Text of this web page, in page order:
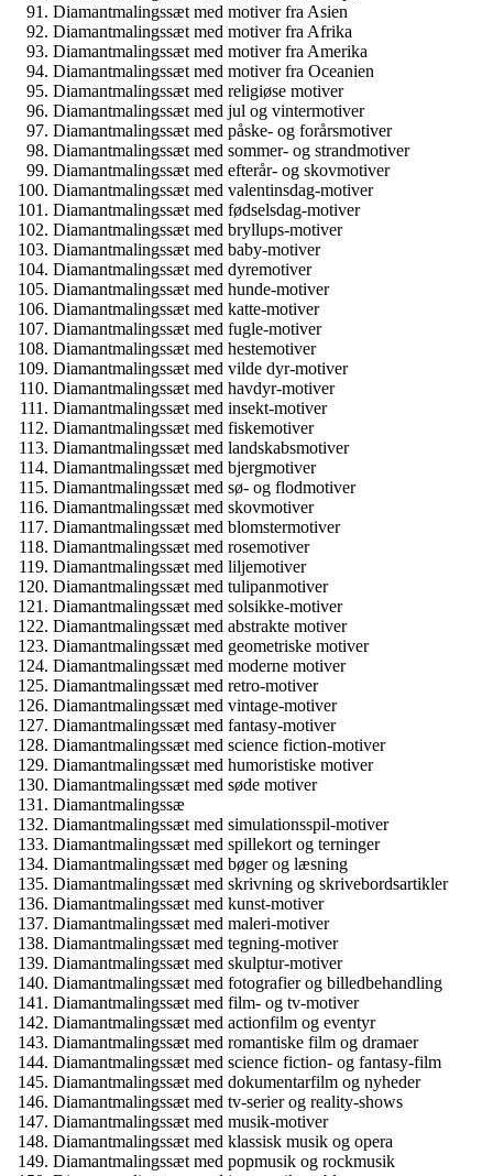
Diamantmalingssæt med motiver fra Asien
Diamantmalingssæt med motiver fra Afrika
Diamantmalingssæt med motiver fra Amerika
Diamantmalingssæt med motiver fra Oceanien
Diamantmalingssæt med religiøse motiver
Diamantmalingssæt med jul og vintermotiver
Diamantmalingssæt med påske- og forårsmotiver
Diamantmalingssæt med sommer- og strandmotiver
Diamantmalingssæt med efterår- og skovmotiver
Diamantmalingssæt med valentinsdag-motiver
Diamantmalingssæt med fødselsdag-motiver
Diamantmalingssæt med bryllups-motiver
Diamantmalingssæt med baby-motiver
Diamantmalingssæt med dyremotiver
Diamantmalingssæt med hunde-motiver
Diamantmalingssæt med katte-motiver
Diamantmalingssæt med fugle-motiver
Diamantmalingssæt med hestemotiver
Diamantmalingssæt med vilde dyr-motiver
Diamantmalingssæt med havdyr-motiver
Diamantmalingssæt med insekt-motiver
Diamantmalingssæt med fiskemotiver
Diamantmalingssæt med landskabsmotiver
Diamantmalingssæt med bjergmotiver
Diamantmalingssæt med sø- og flodmotiver
Diamantmalingssæt med skovmotiver
Diamantmalingssæt med blomstermotiver
Diamantmalingssæt med rosemotiver
Diamantmalingssæt med liljemotiver
Diamantmalingssæt med tulipanmotiver
Diamantmalingssæt med solsikke-motiver
Diamantmalingssæt med abstrakte motiver
Diamantmalingssæt med geometriske motiver
Diamantmalingssæt med moderne motiver
Diamantmalingssæt med retro-motiver
Diamantmalingssæt med vintage-motiver
Diamantmalingssæt med fantasy-motiver
Diamantmalingssæt med science fiction-motiver
Diamantmalingssæt med humoristiske motiver
Diamantmalingssæt med søde motiver
Diamantmalingssæ
Diamantmalingssæt med simulationsspil-motiver
Diamantmalingssæt med spillekort og terninger
Diamantmalingssæt med bøger og læsning
Diamantmalingssæt med skrivning og skrivebordsartikler
Diamantmalingssæt med kunst-motiver
Diamantmalingssæt med maleri-motiver
Diamantmalingssæt med tegning-motiver
Diamantmalingssæt med skulptur-motiver
Diamantmalingssæt med fotografier og billedbehandling
Diamantmalingssæt med film- og tv-motiver
Diamantmalingssæt med actionfilm og eventyr
Diamantmalingssæt med romantiske film og dramaer
Diamantmalingssæt med science fiction- og fantasy-film
Diamantmalingssæt med dokumentarfilm og nyheder
Diamantmalingssæt med tv-serier og reality-shows
Diamantmalingssæt med musik-motiver
Diamantmalingssæt med klassisk musik og opera
Diamantmalingssæt med popmusik og rockmusik